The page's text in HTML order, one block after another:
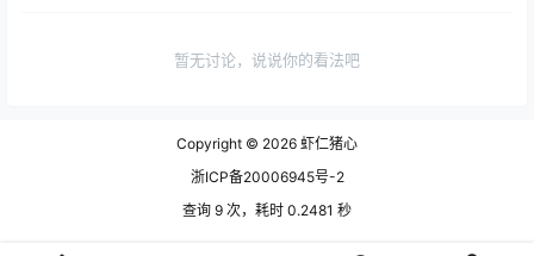
暂无讨论，说说你的看法吧
Copyright © 2026 虾仁猪心
浙ICP备20006945号-2
查询 9 次，耗时 0.2481 秒